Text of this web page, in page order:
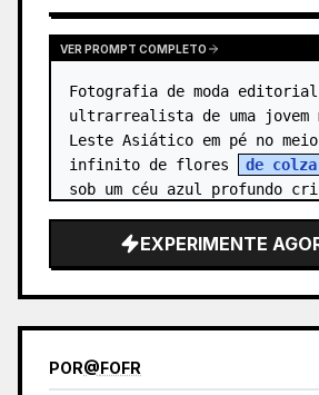
VER PROMPT COMPLETO
Fotografia de moda editorial
ultrarrealista de uma jovem
Leste Asiático em pé no meio
infinito de flores
de
sob um céu azul profundo
EXPERIMENTE
POR@FOFR